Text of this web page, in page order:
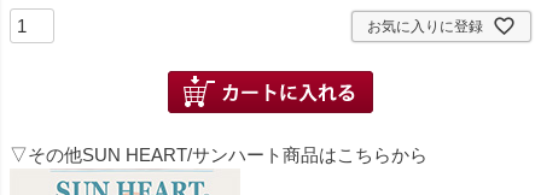
お気に入りに登録
▽その他SUN HEART/サンハート商品はこちらから